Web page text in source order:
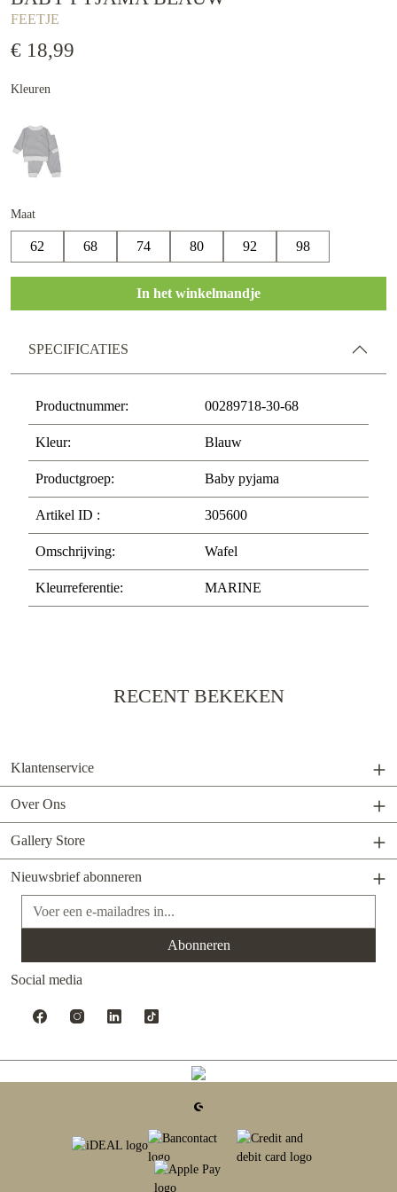
FEETJE
€ 18,99
Kleuren
Maat
62 68 74 80 92 98
In het winkelmandje
SPECIFICATIES
Productnummer: 00289718-30-68
Kleur: Blauw
Productgroep: Baby pyjama
Artikel ID : 305600
Omschrijving: Wafel
Kleurreferentie: MARINE
RECENT BEKEKEN
Klantenservice
Over Ons
Gallery Store
Nieuwsbrief abonneren
E-mailadres*
Abonneren
Social media